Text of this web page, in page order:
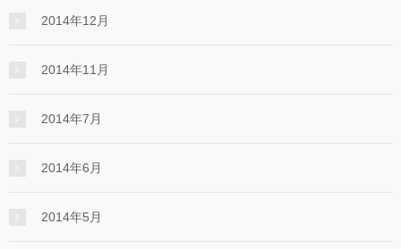
2014年12月
2014年11月
2014年7月
2014年6月
2014年5月